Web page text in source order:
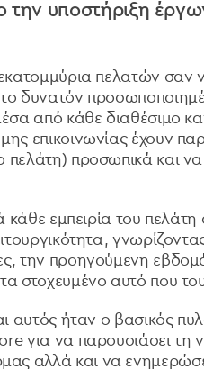
την υποστήριξη
πελατών σαν
δυνατόν
από κάθε διαθέσιμο
επικοινωνίας έχουν
πελάτη) προσωπικά και
κάθε εμπειρία του
την προηγούμενη
στοχευμένο αυτό που
αυτός ήταν ο βασικός
για να παρουσιάσει τη
αλλά και να